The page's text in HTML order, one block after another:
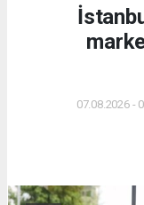
07.08.2026 -